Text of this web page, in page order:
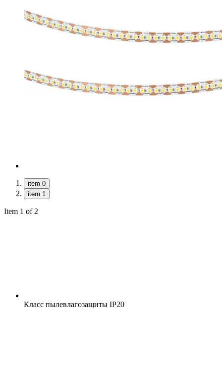
item 0
item 1
Item 1 of 2
Класс пылевлагозащиты IP20